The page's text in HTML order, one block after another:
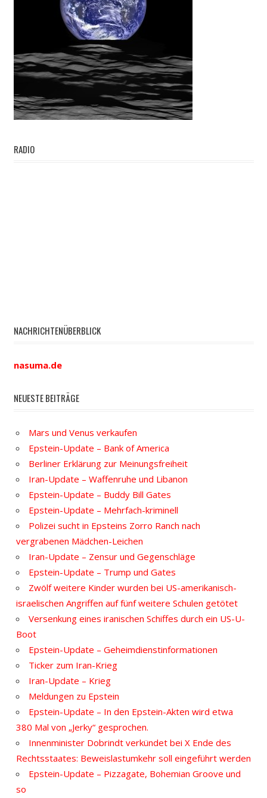
RADIO
NACHRICHTENÜBERBLICK
nasuma.de
NEUESTE BEITRÄGE
Mars und Venus verkaufen
Epstein-Update – Bank of America
Berliner Erklärung zur Meinungsfreiheit
Iran-Update – Waffenruhe und Libanon
Epstein-Update – Buddy Bill Gates
Epstein-Update – Mehrfach-kriminell
Polizei sucht in Epsteins Zorro Ranch nach
vergrabenen Mädchen-Leichen
Iran-Update – Zensur und Gegenschläge
Epstein-Update – Trump und Gates
Zwölf weitere Kinder wurden bei US-amerikanisch-
israelischen Angriffen auf fünf weitere Schulen getötet
Versenkung eines iranischen Schiffes durch ein US-U-
Boot
Epstein-Update – Geheimdienstinformationen
Ticker zum Iran-Krieg
Iran-Update – Krieg
Meldungen zu Epstein
Epstein-Update – In den Epstein-Akten wird etwa
380 Mal von „Jerky“ gesprochen.
Innenminister Dobrindt verkündet bei X Ende des
Rechtsstaates: Beweislastumkehr soll eingeführt werden
Epstein-Update – Pizzagate, Bohemian Groove und
so